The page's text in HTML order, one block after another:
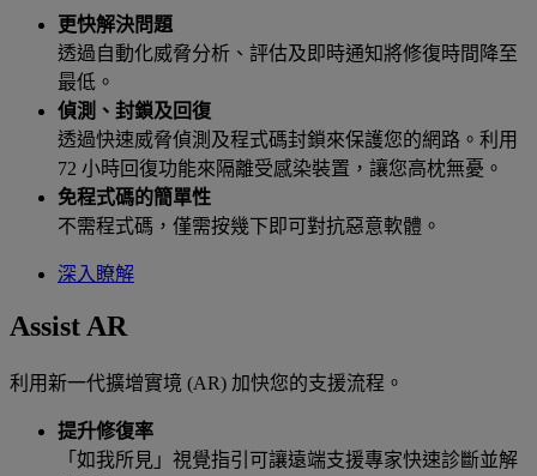
更快解決問題
透過自動化威脅分析、評估及即時通知將修復時間降至
最低。
偵測、封鎖及回復
透過快速威脅偵測及程式碼封鎖來保護您的網路。利用
72 小時回復功能來隔離受感染裝置，讓您高枕無憂。
免程式碼的簡單性
不需程式碼，僅需按幾下即可對抗惡意軟體。
深入瞭解
Assist AR
利用新一代擴增實境 (AR) 加快您的支援流程。
提升修復率
「如我所見」視覺指引可讓遠端支援專家快速診斷並解